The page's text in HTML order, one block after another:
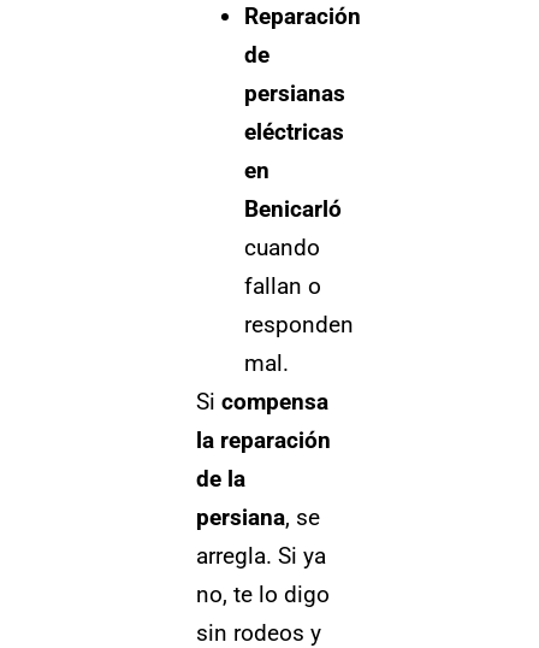
Reparación
de
persianas
eléctricas
en
Benicarló
cuando
fallan o
responden
mal.
Si compensa
la reparación
de la
persiana, se
arregla. Si ya
no, te lo digo
sin rodeos y